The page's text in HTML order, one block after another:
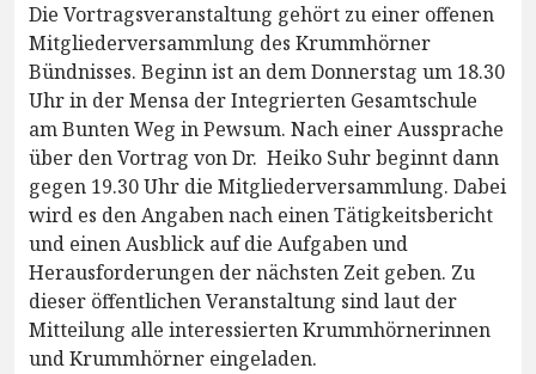
Die Vortragsveranstaltung gehört zu einer offenen
Mitgliederversammlung des Krummhörner
Bündnisses. Beginn ist an dem Donnerstag um 18.30
Uhr in der Mensa der Integrierten Gesamtschule
am Bunten Weg in Pewsum. Nach einer Aussprache
über den Vortrag von Dr. Heiko Suhr beginnt dann
gegen 19.30 Uhr die Mitgliederversammlung. Dabei
wird es den Angaben nach einen Tätigkeitsbericht
und einen Ausblick auf die Aufgaben und
Herausforderungen der nächsten Zeit geben. Zu
dieser öffentlichen Veranstaltung sind laut der
Mitteilung alle interessierten Krummhörnerinnen
und Krummhörner eingeladen.